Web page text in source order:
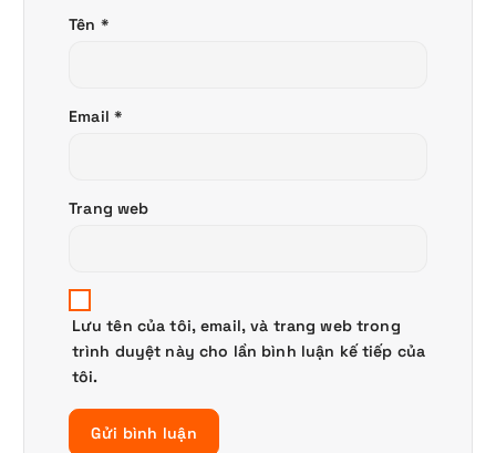
Tên *
Email *
Trang web
Lưu tên của tôi, email, và trang web trong
trình duyệt này cho lần bình luận kế tiếp của
tôi.